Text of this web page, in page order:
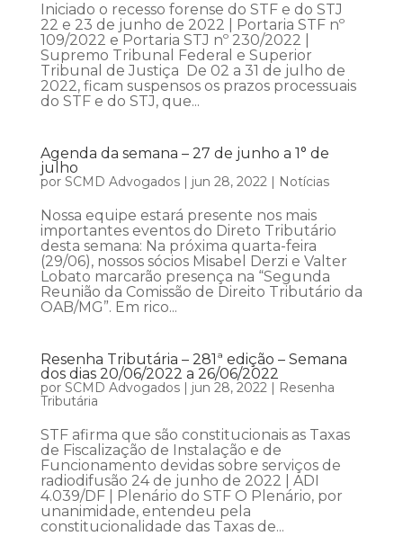
Iniciado o recesso forense do STF e do STJ
22 e 23 de junho de 2022 | Portaria STF nº
109/2022 e Portaria STJ nº 230/2022 |
Supremo Tribunal Federal e Superior
Tribunal de Justiça De 02 a 31 de julho de
2022, ficam suspensos os prazos processuais
do STF e do STJ, que...
Agenda da semana – 27 de junho a 1° de
julho
por SCMD Advogados| jun 28, 2022| Notícias
Nossa equipe estará presente nos mais
importantes eventos do Direto Tributário
desta semana: Na próxima quarta-feira
(29/06), nossos sócios Misabel Derzi e Valter
Lobato marcarão presença na “Segunda
Reunião da Comissão de Direito Tributário da
OAB/MG”. Em rico...
Resenha Tributária – 281ª edição – Semana
dos dias 20/06/2022 a 26/06/2022
por SCMD Advogados| jun 28, 2022| Resenha
Tributária
STF afirma que são constitucionais as Taxas
de Fiscalização de Instalação e de
Funcionamento devidas sobre serviços de
radiodifusão 24 de junho de 2022 | ADI
4.039/DF | Plenário do STF O Plenário, por
unanimidade, entendeu pela
constitucionalidade das Taxas de...